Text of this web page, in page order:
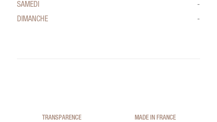
SAMEDI
-
DIMANCHE
-
TRANSPARENCE MADE IN FRANCE